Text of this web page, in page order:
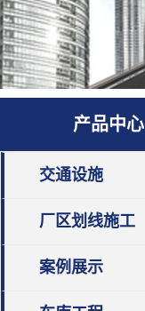
产品中心
交通设施
厂区划线施工
案例展示